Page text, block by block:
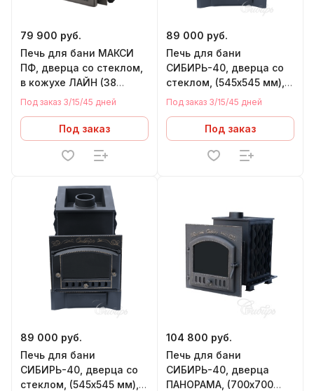
79 900 руб.
Печь для бани МАКСИ
ПФ, дверца со стеклом,
в кожухе ЛАЙН (38
м.куб)
Под заказ 3/15/45 дней
Под заказ
89 000 руб.
Печь для бани
СИБИРЬ-40, дверца со
стеклом, (545х545 мм),
под Т/О (правый)
Под заказ 3/15/45 дней
Под заказ
89 000 руб.
Печь для бани
СИБИРЬ-40, дверца со
стеклом, (545х545 мм),
104 800 руб.
Печь для бани
СИБИРЬ-40, дверца
ПАНОРАМА, (700х700